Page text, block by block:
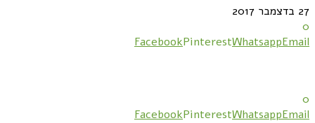
27 בדצמבר 2017
0
FacebookPinterestWhatsappEmail
0
FacebookPinterestWhatsappEmail